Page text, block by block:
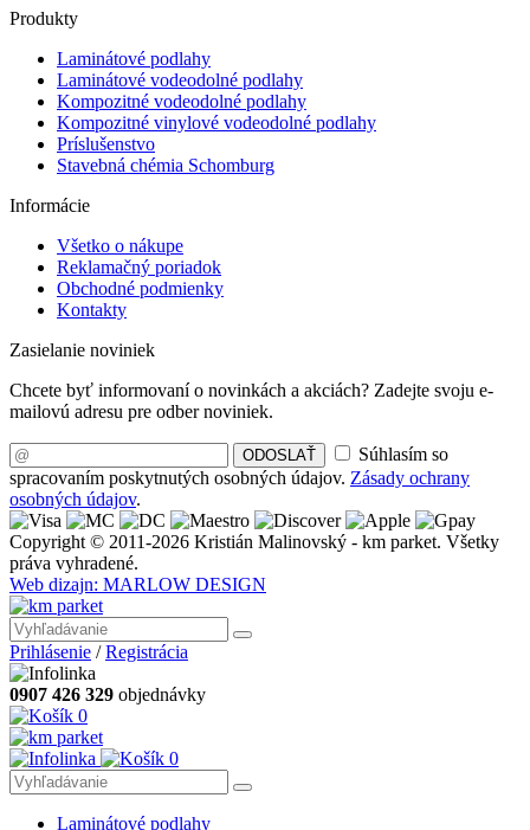
Produkty
Laminátové podlahy
Laminátové vodeodolné podlahy
Kompozitné vodeodolné podlahy
Kompozitné vinylové vodeodolné podlahy
Príslušenstvo
Stavebná chémia Schomburg
Informácie
Všetko o nákupe
Reklamačný poriadok
Obchodné podmienky
Kontakty
Zasielanie noviniek
Chcete byť informovaní o novinkách a akciách? Zadejte svoju e-
mailovú adresu pre odber noviniek.
ODOSLAŤ
Súhlasím so
spracovaním poskytnutých osobných údajov. Zásady ochrany
osobných údajov.
Copyright © 2011-2026 Kristián Malinovský - km parket. Všetky
práva vyhradené.
Web dizajn: MARLOW DESIGN
Prihlásenie /Registrácia
0907 426 329 objednávky
0
0
Laminátové podlahy